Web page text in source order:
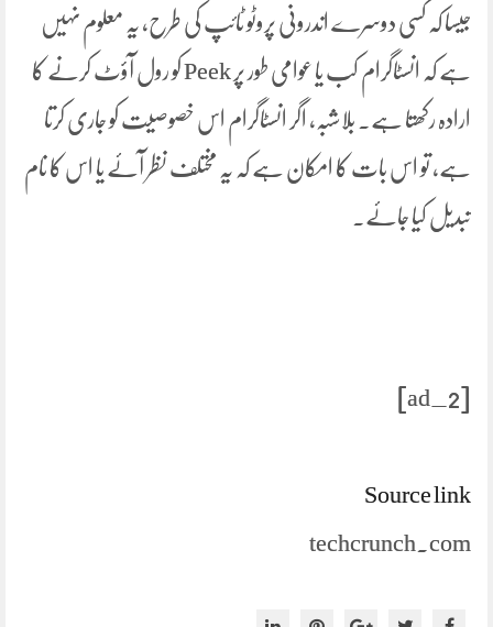
جیسا کہ کسی دوسرے اندرونی پروٹو ٹائپ کی طرح، یہ معلوم نہیں
ہے کہ انسٹاگرام کب یا عوامی طور پر Peek کو رول آؤٹ کرنے کا
ارادہ رکھتا ہے۔ بلاشبہ، اگر انسٹاگرام اس خصوصیت کو جاری کرتا
ہے، تو اس بات کا امکان ہے کہ یہ مختلف نظر آئے یا اس کا نام
تبدیل کیا جائے۔
Source link
techcrunch.com